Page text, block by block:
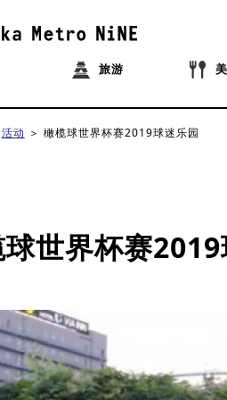
旅游
活动 橄榄球世界杯赛2019球迷乐园
世界杯赛